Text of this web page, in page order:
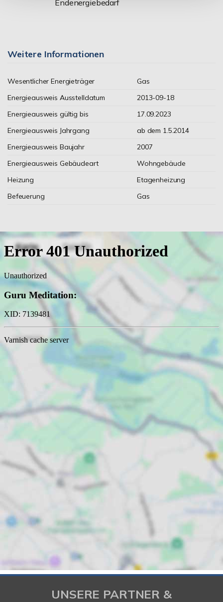
Endenergiebedarf
Weitere Informationen
Wesentlicher Energieträger
Gas
Energieausweis Ausstelldatum
2013-09-18
Energieausweis gültig bis
17.09.2023
Energieausweis Jahrgang
ab dem 1.5.2014
Energieausweis Baujahr
2007
Energieausweis Gebäudeart
Wohngebäude
Heizung
Etagenheizung
Befeuerung
Gas
UNSERE PARTNER &